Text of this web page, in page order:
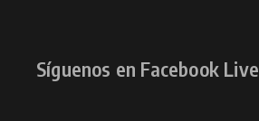
Síguenos en Facebook Live